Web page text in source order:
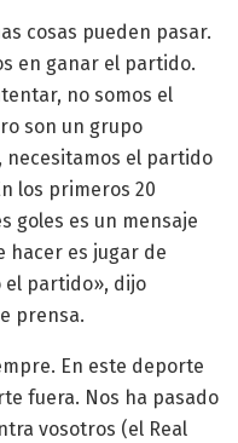
cosas pueden pasar.
en ganar el partido.
no somos el
son un grupo
necesitamos el partido
los primeros 20
goles es un mensaje
hacer es jugar de
partido», dijo
prensa.
En este deporte
fuera. Nos ha pasado
vosotros (el Real